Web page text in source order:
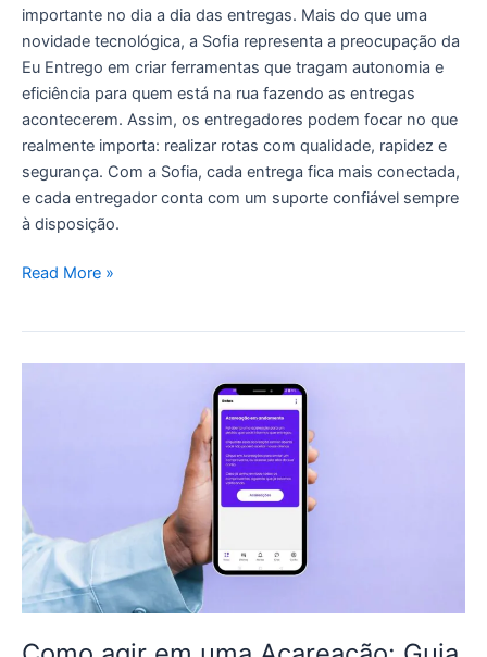
importante no dia a dia das entregas. Mais do que uma
novidade tecnológica, a Sofia representa a preocupação da
Eu Entrego em criar ferramentas que tragam autonomia e
eficiência para quem está na rua fazendo as entregas
acontecerem. Assim, os entregadores podem focar no que
realmente importa: realizar rotas com qualidade, rapidez e
segurança. Com a Sofia, cada entrega fica mais conectada,
e cada entregador conta com um suporte confiável sempre
à disposição.
Read More »
Guia
para
Entregadores
parceiros